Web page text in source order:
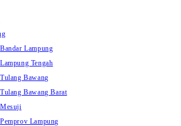
Bandar Lampung
Lampung Tengah
Tulang Bawang
Tulang Bawang Barat
Mesuji
Pemprov Lampung